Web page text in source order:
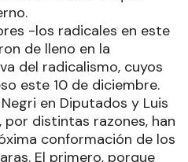
-los radicales en este
de lleno en la
del radicalismo, cuyos
este 10 de diciembre.
en Diputados y Luis
por distintas razones, han
conformación de los
El primero, porque